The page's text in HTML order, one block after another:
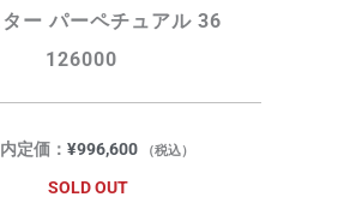
ー パーペチュアル 36
126000
定価： ¥996,600 （税込）
SOLD OUT